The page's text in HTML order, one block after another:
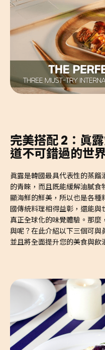
完美搭配 2：眞
道不可錯過的世
眞露是韓國最具代表性的蒸
的青睞，而且既能緩解油膩
顯海鮮的鮮美，所以也是各
國傳統料理相得益彰，還能
真正全球化的味覺體驗。那
與呢？在此介紹以下三個可與
並且將全面提升您的美食與飲